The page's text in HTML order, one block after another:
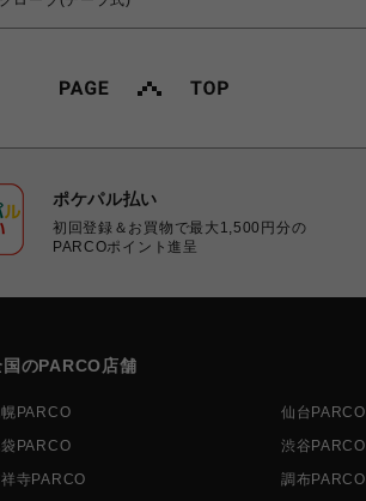
ポケパル払い
初回登録＆お買物で最大1,500円分の
PARCOポイント進呈
国のPARCO店舗
PARCO 仙台PARCO
PARCO
渋谷PARCO
寺PARCO
調布PARCO